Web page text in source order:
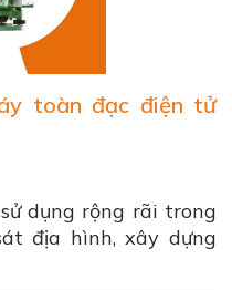
toàn đạc điện tử
dụng rộng rãi trong
địa hình, xây dựng